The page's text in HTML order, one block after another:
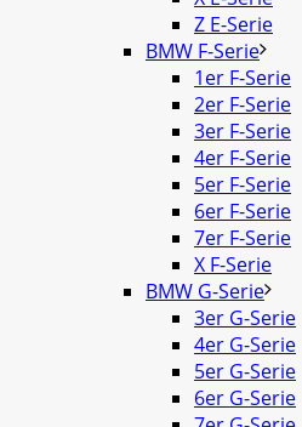
Z E-Serie
BMW F-Serie
1er F-Serie
2er F-Serie
3er F-Serie
4er F-Serie
5er F-Serie
6er F-Serie
7er F-Serie
X F-Serie
BMW G-Serie
3er G-Serie
4er G-Serie
5er G-Serie
6er G-Serie